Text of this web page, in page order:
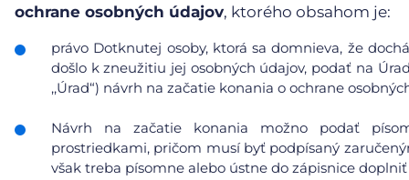
ochrane osobných údajov, ktorého obsahom je:
právo Dotknutej osoby, ktorá sa domnieva, že
došlo k zneužitiu jej osobných údajov, podať na
,,Úrad“) návrh na začatie konania o ochrane
Návrh na začatie konania možno podať
prostriedkami, pričom musí byť podpísaný
však treba písomne alebo ústne do zápisnice